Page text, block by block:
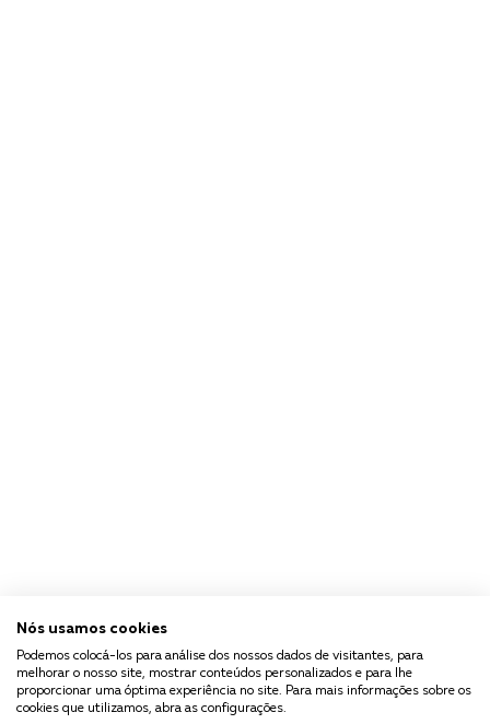
Nós usamos cookies
Podemos colocá-los para análise dos nossos dados de visitantes, para
melhorar o nosso site, mostrar conteúdos personalizados e para lhe
proporcionar uma óptima experiência no site. Para mais informações sobre os
cookies que utilizamos, abra as configurações.